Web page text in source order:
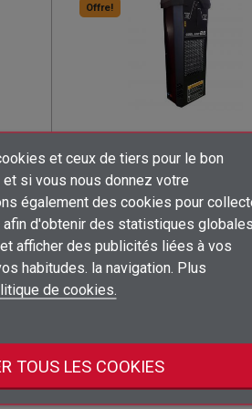
ma liste d'envies ×
add_circle_outline
une nouvelle liste
d'envies ×
×
ajouter des produits à votre liste d'envies.
×
((label))
×
((label))
et ceux de tiers pour le bon
si vous nous donnez votre
également des cookies pour
d'obtenir des statistiques
afficher des publicités liées à vos
habitudes. la navigation. Plus
de cookies.
TOUS LES COOKIES
Offre!
REFRIGERADOR
COOLARC 26 K14182-
En stock
PVP:1 660,10 €
804,00 € /